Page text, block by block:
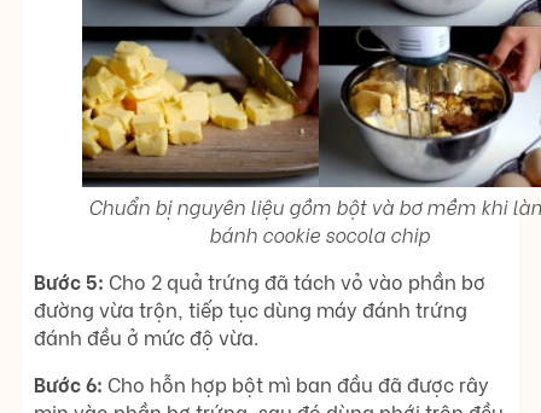
Chuẩn bị nguyên liệu gồm bột và bơ mềm khi
bánh cookie socola chip
Bước 5: Cho 2 quả trứng đã tách vỏ vào phần bơ
đường vừa trộn, tiếp tục dùng máy đánh trứng
đánh đều ở mức độ vừa.
Bước 6: Cho hỗn hợp bột mì ban đầu đã được rây